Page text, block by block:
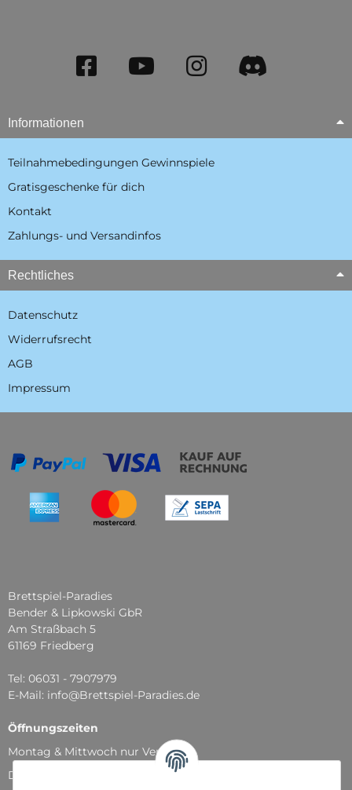
Informationen
Teilnahmebedingungen Gewinnspiele
Gratisgeschenke für dich
Kontakt
Zahlungs- und Versandinfos
Rechtliches
Datenschutz
Widerrufsrecht
AGB
Impressum
Brettspiel-Paradies
Bender & Lipkowski GbR
Am Straßbach 5
61169 Friedberg
Tel: 06031 - 7907979
E-Mail: info@Brettspiel-Paradies.de
Öffnungszeiten
Montag & Mittwoch nur Versand
Dienstag, Donnerstag und Freitag: 11:00 - 18:30 Uhr